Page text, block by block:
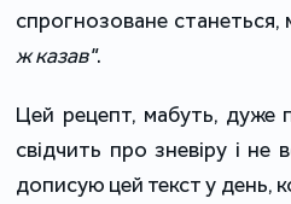
спрогнозоване станеться,
ж казав".
Цей рецепт, мабуть, дуже
свідчить про зневіру і не
дописую цей текст у день,